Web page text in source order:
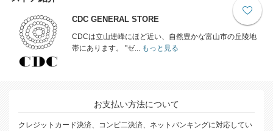
CDC GENERAL STORE
CDCは立山連峰にほど近い、自然豊かな富山市の丘陵地
帯にあります。 "ゼ...もっと見る
お支払い方法について
クレジットカード決済、コンビ二決済、ネットバンキングに対応してい